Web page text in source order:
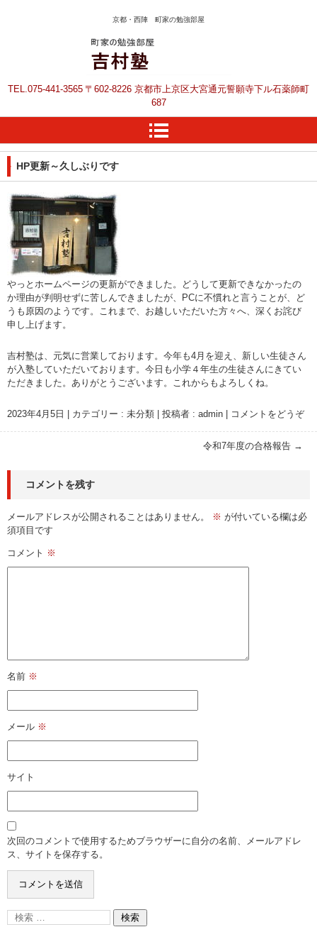
京都の塾 上京区の塾
吉村塾です
京都・西陣 町家の勉強部屋
TEL.075-441-3565 〒602-8226 京都市上京区大宮通元誓願寺下ル石薬師町
687
HP更新～久しぶりです
やっとホームページの更新ができました。どうして更新できなかったの
か理由が判明せずに苦しんできましたが、PCに不慣れと言うことが、ど
うも原因のようです。これまで、お越しいただいた方々へ、深くお詫び
申し上げます。
吉村塾は、元気に営業しております。今年も4月を迎え、新しい生徒さん
が入塾していただいております。今日も小学４年生の生徒さんにきてい
ただきました。ありがとうございます。これからもよろしくね。
2023年4月5日 カテゴリー : 未分類 投稿者 : admin コメントをどうぞ
令和7年度の合格報告 →
コメントを残す
メールアドレスが公開されることはありません。 ※ が付いている欄は必
須項目です
コメント ※
名前 ※
メール ※
サイト
次回のコメントで使用するためブラウザーに自分の名前、メールアドレ
ス、サイトを保存する。